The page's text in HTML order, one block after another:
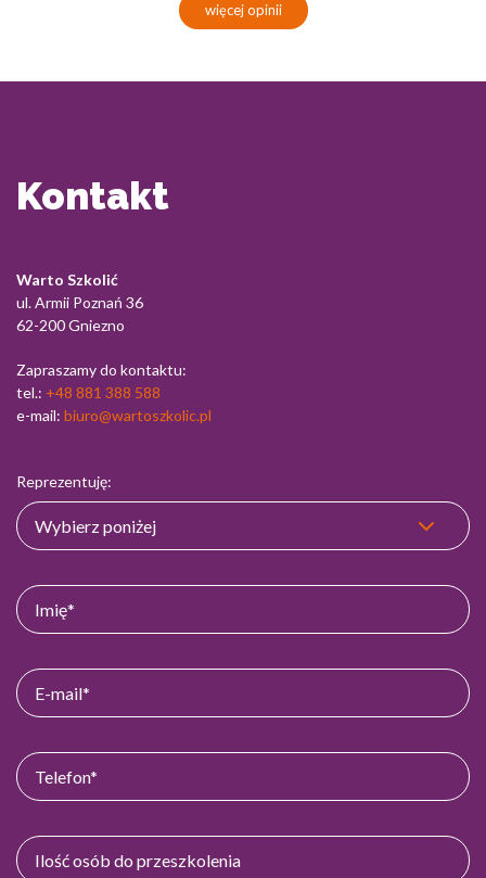
więcej opinii
Kontakt
Warto Szkolić
ul. Armii Poznań 36
62-200 Gniezno
Zapraszamy do kontaktu:
tel.: +48 881 388 588
e-mail: biuro@wartoszkolic.pl
Reprezentuję: